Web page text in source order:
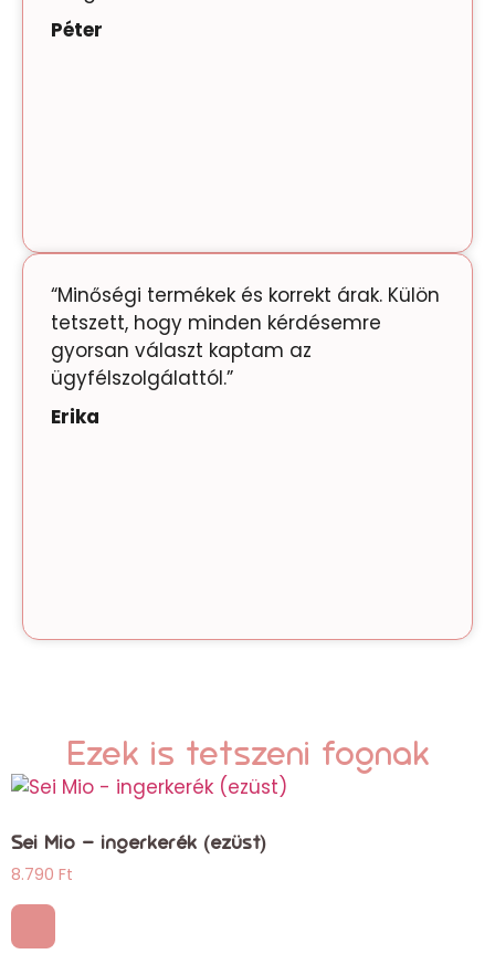
Péter
“Minőségi termékek és korrekt árak. Külön
tetszett, hogy minden kérdésemre
gyorsan választ kaptam az
ügyfélszolgálattól.”
Erika
Ezek is tetszeni fognak
Sei Mio – ingerkerék (ezüst)
8.790 Ft